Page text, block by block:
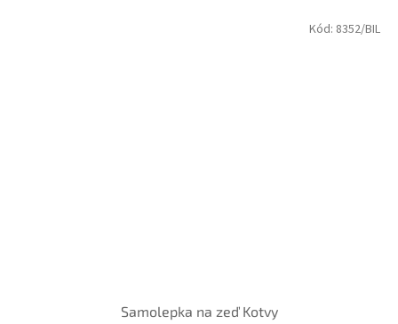
Samolepka na zeď Kotvy
Kód: 8352/BIL